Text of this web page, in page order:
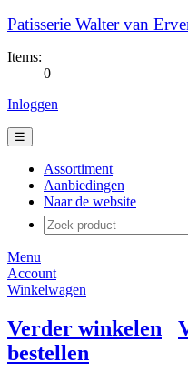
Patisserie Walter van
Items:
0
Inloggen
☰
Assortiment
Aanbiedingen
Naar de website
Menu
Account
Winkelwagen
Verder winkelen
bestellen